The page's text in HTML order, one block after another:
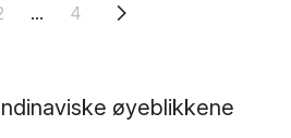
... 4
øyeblikkene